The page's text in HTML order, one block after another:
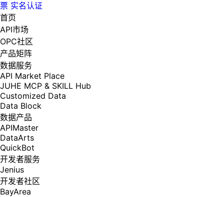
票 实名认证
首页
API市场
OPC社区
产品矩阵
数据服务
API Market Place
JUHE MCP & SKILL Hub
Customized Data
Data Block
数据产品
APIMaster
DataArts
QuickBot
开发者服务
Jenius
开发者社区
BayArea